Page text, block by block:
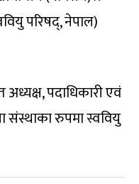
परिषद्, नेपाल)
अध्यक्ष, पदाधिकारी एवं
संस्थाका रुपमा स्ववियु